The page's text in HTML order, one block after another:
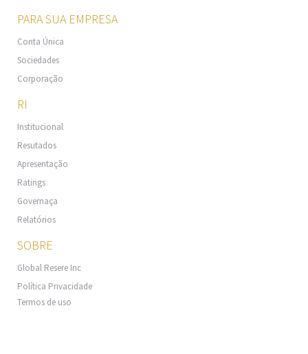
PARA SUA EMPRESA
Conta Única
Sociedades
Corporação
RI
Institucional
Resutados
Apresentação
Ratings
Governaça
Relatórios
SOBRE
Global Resere Inc
Política Privacidade
Termos de uso